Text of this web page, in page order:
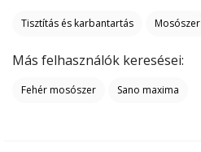
Tisztítás és karbantartás Mosószer
Más felhasználók keresései:
Fehér mosószer Sano maxima